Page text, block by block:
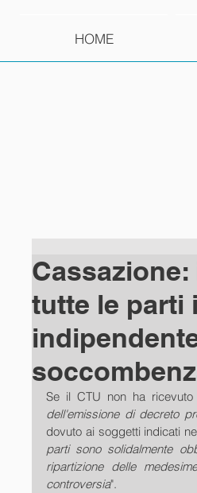
HOME
tutte le parti
Se il CTU non ha
dell'emissione di decreto
dovuto ai soggetti indicati
parti sono solidalmente
ripartizione delle
controversia".